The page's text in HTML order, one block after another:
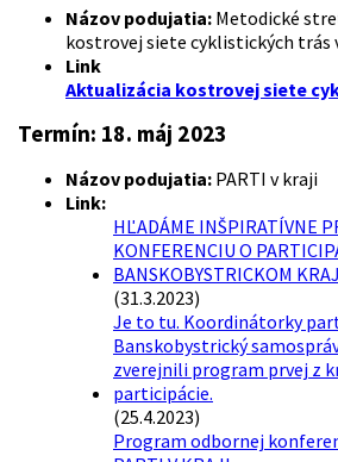
Názov podujatia: Metodické
kostrovej siete cyklistických trás
Link
Aktualizácia kostrovej siete
Termín: 18. máj 2023
Názov podujatia: PARTI v kraji
Link:
HĽADÁME INŠPIRATÍVNE
KONFERENCIU O
BANSKOBYSTRICKOM KRAJ
(31.3.2023)
Je to tu. Koordinátorky
Banskobystrický
zverejnili program prvej z
participácie.
(25.4.2023)
Program odbornej